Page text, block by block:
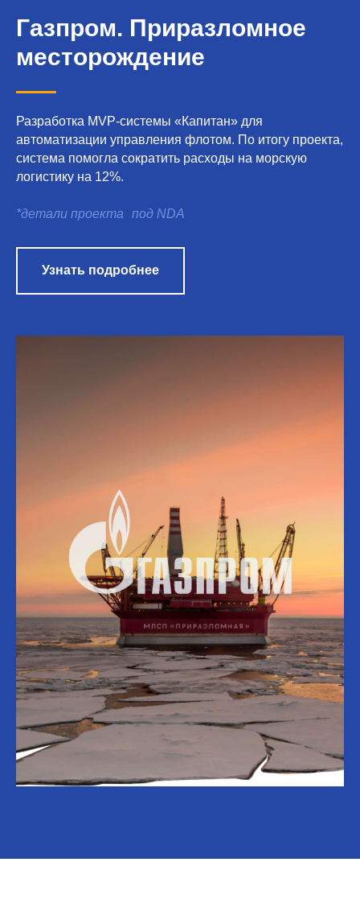
Газпром. Приразломное
месторождение
Разработка MVP-системы «Капитан» для
автоматизации управления флотом. По итогу проекта,
система помогла сократить расходы на морскую
логистику на 12%.
*детали проекта под NDA
Узнать подробнее